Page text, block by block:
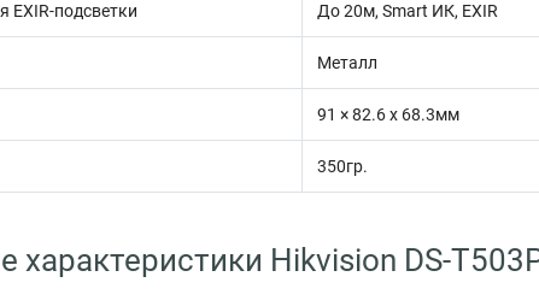
EXIR-подсветки До 20м, Smart ИК, EXIR
Металл
91 × 82.6 х 68.3мм
350гр.
характеристики Hikvision DS-